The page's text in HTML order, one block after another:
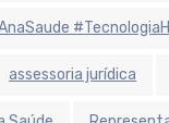
assessoria jurídica